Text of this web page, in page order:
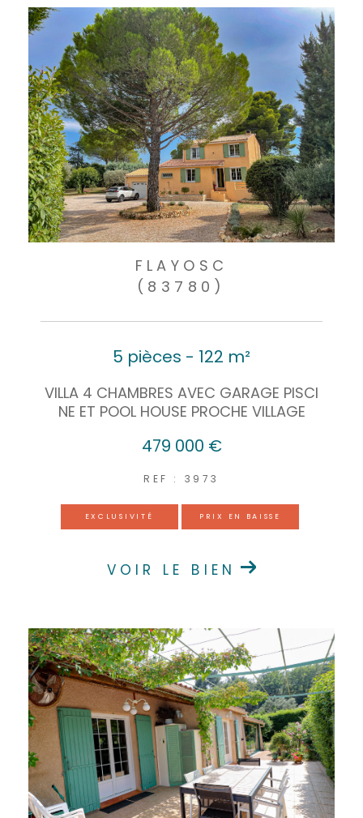
FLAYOSC
(83780)
5 pièces - 122 m²
VILLA 4 CHAMBRES AVEC GARAGE PISCI
NE ET POOL HOUSE PROCHE VILLAGE
479 000 €
REF : 3973
EXCLUSIVITÉ PRIX EN BAISSE
VOIR LE BIEN